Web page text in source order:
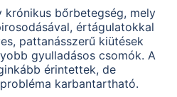
krónikus bőrbetegség, mely
értágulatokkal
pattanásszerű kiütések
gyulladásos csomók. A
érintettek, de
karbantartható.